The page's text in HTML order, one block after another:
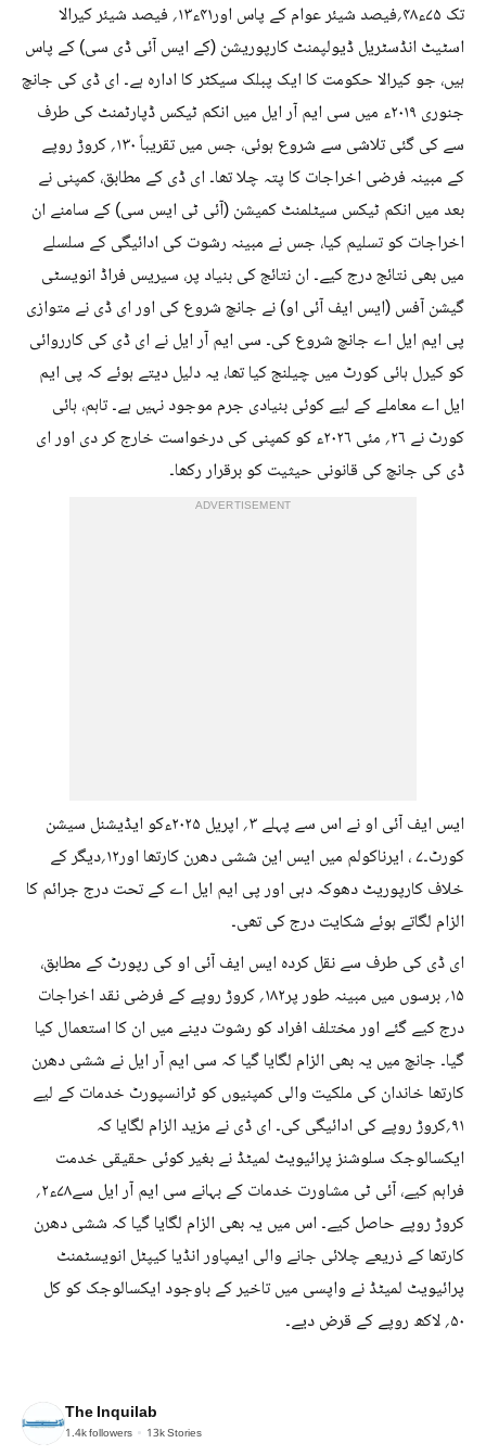
تک ۷۵ء۴۸؍فیصد شیئر عوام کے پاس اور۴۱ء۱۳؍ فیصد شیئر کیرالا
اسٹیٹ انڈسٹریل ڈیولپمنٹ کارپوریشن (کے ایس آئی ڈی سی) کے پاس
ہیں، جو کیرالا حکومت کا ایک پبلک سیکٹر کا ادارہ ہے۔ ای ڈی کی جانچ
جنوری ۲۰۱۹ء میں سی ایم آر ایل میں انکم ٹیکس ڈپارٹمنٹ کی طرف
سے کی گئی تلاشی سے شروع ہوئی، جس میں تقریباً ۱۳۰؍ کروڑ روپے
کے مبینہ فرضی اخراجات کا پتہ چلا تھا۔ ای ڈی کے مطابق، کمپنی نے
بعد میں انکم ٹیکس سیٹلمنٹ کمیشن (آئی ٹی ایس سی) کے سامنے ان
اخراجات کو تسلیم کیا، جس نے مبینہ رشوت کی ادائیگی کے سلسلے
میں بھی نتائج درج کیے۔ ان نتائج کی بنیاد پر، سیریس فراڈ انویسٹی
گیشن آفس (ایس ایف آئی او) نے جانچ شروع کی اور ای ڈی نے متوازی
پی ایم ایل اے جانچ شروع کی۔ سی ایم آر ایل نے ای ڈی کی کارروائی
کو کیرل ہائی کورٹ میں چیلنج کیا تھا، یہ دلیل دیتے ہوئے کہ پی ایم
ایل اے معاملے کے لیے کوئی بنیادی جرم موجود نہیں ہے۔ تاہم، ہائی
کورٹ نے ۲۶؍ مئی ۲۰۲۶ء کو کمپنی کی درخواست خارج کر دی اور ای
ڈی کی جانچ کی قانونی حیثیت کو برقرار رکھا۔
ADVERTISEMENT
ایس ایف آئی او نے اس سے پہلے ۳؍ اپریل ۲۰۲۵ءکو ایڈیشنل سیشن
کورٹ۔۷ ، ایرناکولم میں ایس این ششی دھرن کارتھا اور۱۲؍دیگر کے
خلاف کارپوریٹ دھوکہ دہی اور پی ایم ایل اے کے تحت درج جرائم کا
الزام لگاتے ہوئے شکایت درج کی تھی۔
ای ڈی کی طرف سے نقل کردہ ایس ایف آئی او کی رپورٹ کے مطابق،
۱۵؍ برسوں میں مبینہ طور پر۱۸۲؍ کروڑ روپے کے فرضی نقد اخراجات
درج کیے گئے اور مختلف افراد کو رشوت دینے میں ان کا استعمال کیا
گیا۔ جانچ میں یہ بھی الزام لگایا گیا کہ سی ایم آر ایل نے ششی دھرن
کارتھا خاندان کی ملکیت والی کمپنیوں کو ٹرانسپورٹ خدمات کے لیے
۹۱؍کروڑ روپے کی ادائیگی کی۔ ای ڈی نے مزید الزام لگایا کہ
ایکسالوجک سلوشنز پرائیویٹ لمیٹڈ نے بغیر کوئی حقیقی خدمت
فراہم کیے، آئی ٹی مشاورت خدمات کے بہانے سی ایم آر ایل سے۷۸ء۲؍
کروڑ روپے حاصل کیے۔ اس میں یہ بھی الزام لگایا گیا کہ ششی دھرن
کارتھا کے ذریعے چلائی جانے والی ایمپاور انڈیا کیپٹل انویسٹمنٹ
پرائیویٹ لمیٹڈ نے واپسی میں تاخیر کے باوجود ایکسالوجک کو کل
۵۰؍ لاکھ روپے کے قرض دیے۔
The Inquilab
1.4kfollowers 13kStories